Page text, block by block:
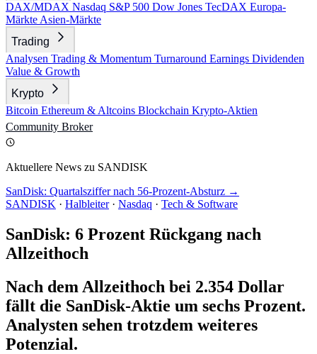
DAX/MDAX Nasdaq S&P 500 Dow Jones TecDAX Europa-
Märkte Asien-Märkte
Trading
Analysen Trading & Momentum Turnaround Earnings Dividenden
Value & Growth
Krypto
Bitcoin Ethereum & Altcoins Blockchain Krypto-Aktien
Community Broker
Aktuellere News zu SANDISK
SanDisk: Quartalsziffer nach 56-Prozent-Absturz →
SANDISK · Halbleiter · Nasdaq · Tech & Software
SanDisk: 6 Prozent Rückgang nach
Allzeithoch
Nach dem Allzeithoch bei 2.354 Dollar
fällt die SanDisk-Aktie um sechs Prozent.
Analysten sehen trotzdem weiteres
Potenzial.